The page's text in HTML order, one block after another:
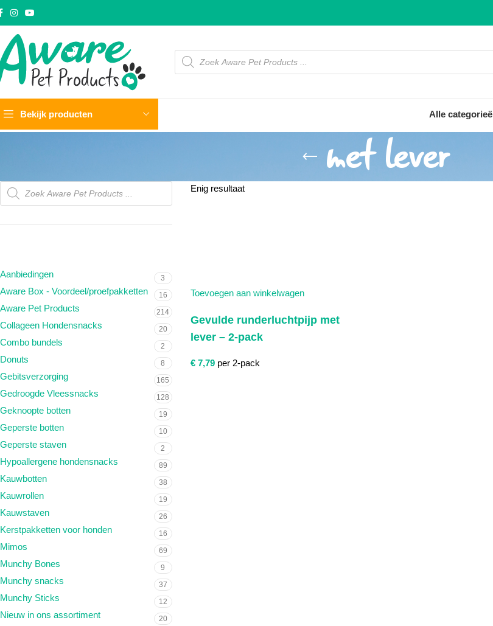
Bekijk producten Alle
met lever
Aanbiedingen 3
Aware Box - Voordeel/proefpakketten 16
Aware Pet Products 214
Collageen Hondensnacks 20
Combo bundels 2
Donuts 8
Gebitsverzorging 165
Gedroogde Vleessnacks 128
Geknoopte botten 19
Geperste botten 10
Geperste staven 2
Hypoallergene hondensnacks 89
Kauwbotten 38
Kauwrollen 19
Kauwstaven 26
Kerstpakketten voor honden 16
Mimos 69
Munchy Bones 9
Munchy snacks 37
Munchy Sticks 12
Nieuw in ons assortiment 20
Enig resultaat
Toevoegen aan winkelwagen
Gevulde runderluchtpijp met
lever – 2-pack
€7,79 per 2-pack